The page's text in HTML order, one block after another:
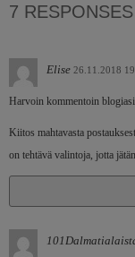
7
Elise 26.11.2018
Harvoin kommentoin
Kiitos mahtavasta
on tehtävä valintoja, jotta